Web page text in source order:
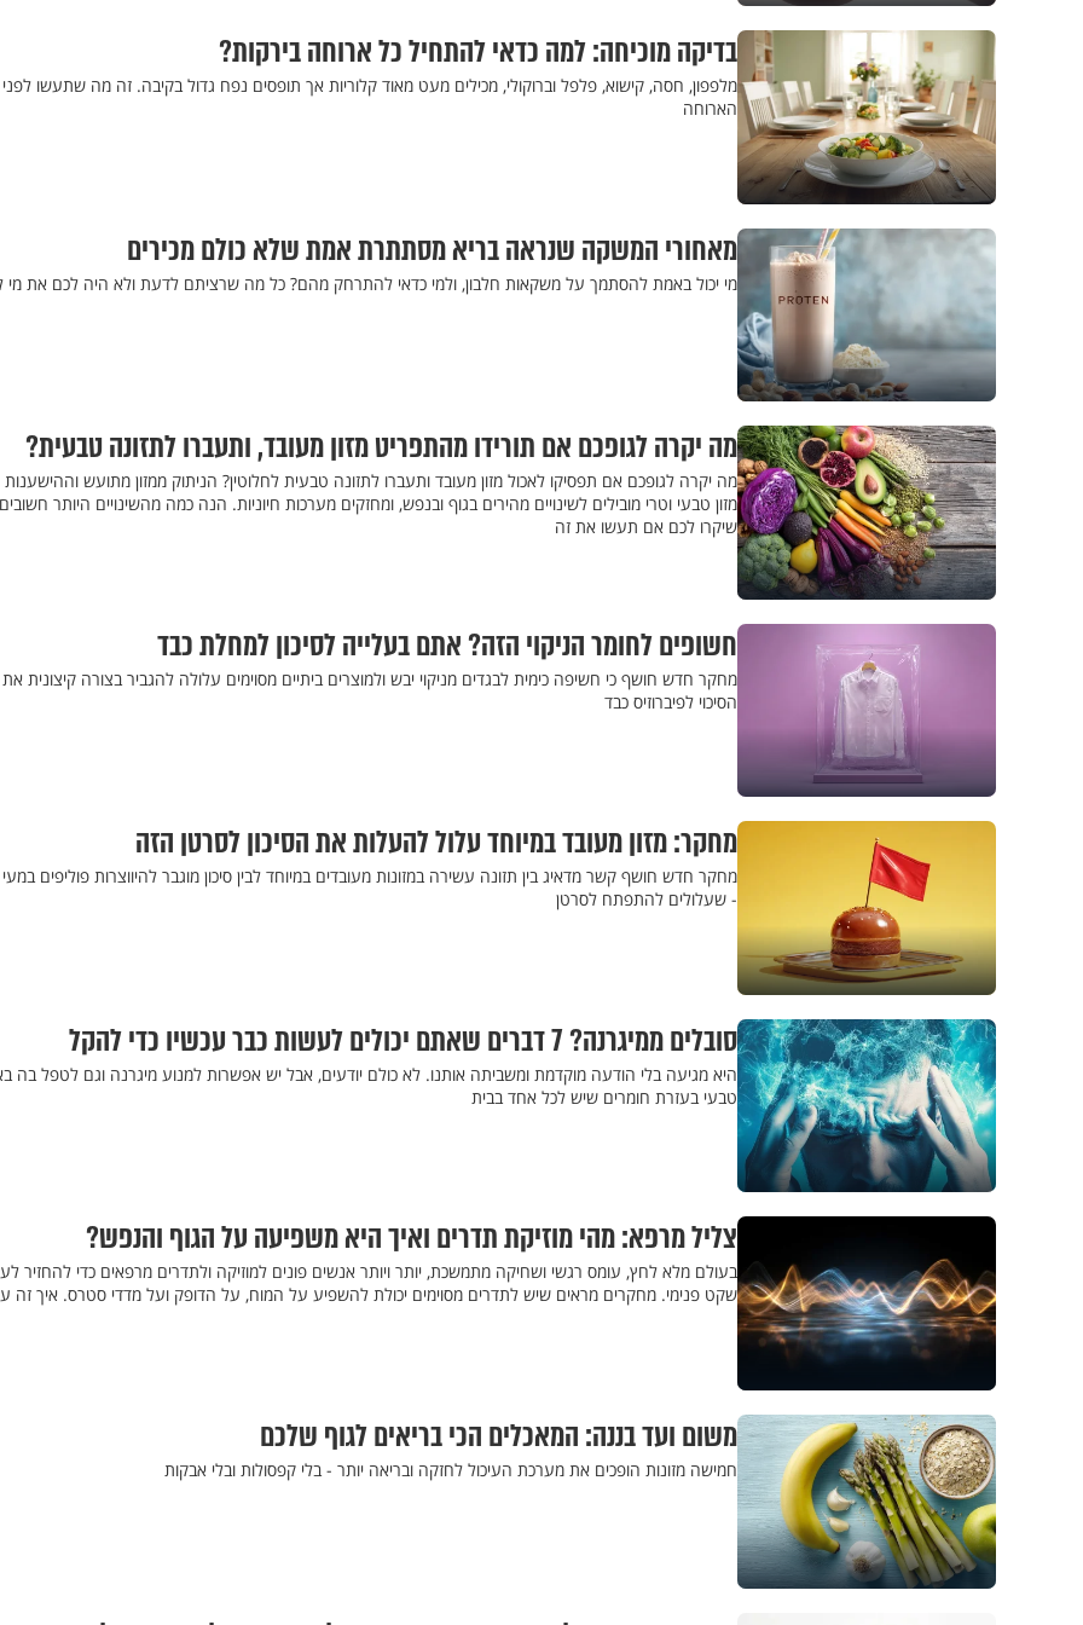
בדיקה מוכיחה: למה כדאי להתחיל כל ארוחה בירקות?
מלפפון, חסה, קישוא, פלפל וברוקולי, מכילים מעט מאוד קלוריות אך תופסים נפח גדול בקיבה. זה מה שתעשו לפני
הארוחה
מאחורי המשקה שנראה בריא מסתתרת אמת שלא כולם מכירים
מי יכול באמת להסתמך על משקאות חלבון, ולמי כדאי להתרחק מהם? כל מה שרציתם לדעת ולא היה לכם את מי
מה יקרה לגופכם אם תורידו מהתפריט מזון מעובד, ותעברו לתזונה טבעית?
מה יקרה לגופכם אם תפסיקו לאכול מזון מעובד ותעברו לתזונה טבעית לחלוטין? הניתוק ממזון מתועש
מזון טבעי וטרי מובילים לשינויים מהירים בגוף ובנפש, ומחזקים מערכות חיוניות. הנה כמה מהשינויים היותר
שיקרו לכם אם תעשו את זה
חשופים לחומר הניקוי הזה? אתם בעלייה לסיכון למחלת כבד
מחקר חדש חושף כי חשיפה כימית לבגדים מניקוי יבש ולמוצרים ביתיים מסוימים עלולה להגביר בצורה קיצונית את
הסיכוי לפיברוזיס כבד
מחקר: מזון מעובד במיוחד עלול להעלות את הסיכון לסרטן הזה
מחקר חדש חושף קשר מדאיג בין תזונה עשירה במזונות מעובדים במיוחד לבין סיכון מוגבר להיווצרות פוליפים
- שעלולים להתפתח לסרטן
סובלים ממיגרנה? 7 דברים שאתם יכולים לעשות כבר עכשיו כדי להקל
היא מגיעה בלי הודעה מוקדמת ומשביתה אותנו. לא כולם יודעים, אבל יש אפשרות למנוע מיגרנה וגם לטפל בה
טבעי בעזרת חומרים שיש לכל אחד בבית
צליל מרפא: מהי מוזיקת תדרים ואיך היא משפיעה על הגוף והנפש?
בעולם מלא לחץ, עומס רגשי ושחיקה מתמשכת, יותר ויותר אנשים פונים למוזיקה ולתדרים מרפאים כדי להחזיר
שקט פנימי. מחקרים מראים שיש לתדרים מסוימים יכולת להשפיע על המוח, על הדופק ועל מדדי סטרס. איך זה
משום ועד בננה: המאכלים הכי בריאים לגוף שלכם
חמישה מזונות הופכים את מערכת העיכול לחזקה ובריאה יותר - בלי קפסולות ובלי אבקות